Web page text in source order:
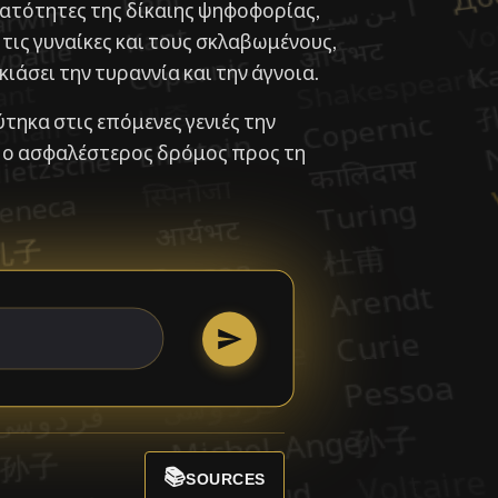
της δίκαιης ψηφοφορίας,
γυναίκες και τους σκλαβωμένους,
την τυραννία και την άγνοια.
στις επόμενες γενιές την
ο ασφαλέστερος δρόμος προς τη
📚SOURCES